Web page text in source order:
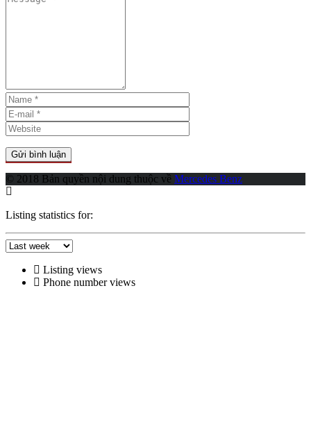
© 2018 Bản quyền nội dung thuộc về Mercedes Benz
Listing statistics for:
Listing views
Phone number views